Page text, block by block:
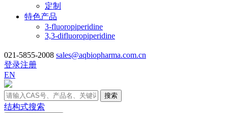
定制
特色产品
3-fluoropiperidine
3,3-difluoropiperidine
021-5855-2008 sales@aqbiopharma.com.cn
登录注册
EN
搜索
结构式搜索